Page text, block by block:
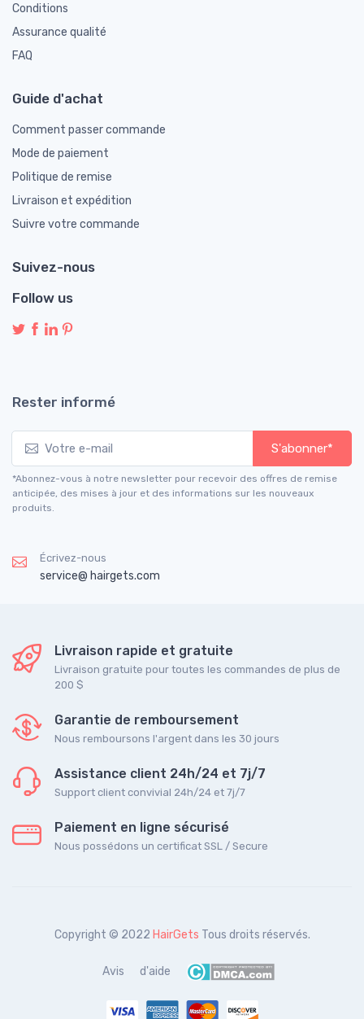
Conditions
Assurance qualité
FAQ
Guide d'achat
Comment passer commande
Mode de paiement
Politique de remise
Livraison et expédition
Suivre votre commande
Suivez-nous
Follow us
Rester informé
S'abonner*
*Abonnez-vous à notre newsletter pour recevoir des offres de remise
anticipée, des mises à jour et des informations sur les nouveaux
produits.
Écrivez-nous
service@ hairgets.com
Livraison rapide et gratuite
Livraison gratuite pour toutes les commandes de plus de
200 $
Garantie de remboursement
Nous remboursons l'argent dans les 30 jours
Assistance client 24h/24 et 7j/7
Support client convivial 24h/24 et 7j/7
Paiement en ligne sécurisé
Nous possédons un certificat SSL / Secure
Copyright © 2022 HairGets Tous droits réservés.
Avis d'aide